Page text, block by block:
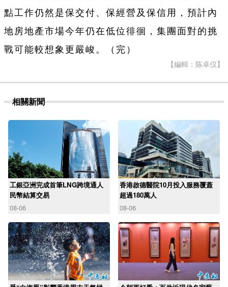
點工作仍然是保交付、保經營及保信用，預計內
地房地產市場今年仍在低位徘徊，集團面對的挑
戰可能較想象更嚴峻。
（完）
【編輯：陈卓仪】
相關新聞
工銀亞洲完成首筆LNG跨境通人
民幣結算交易
08-06
香港啟德醫院10月投入服務覆蓋
超過180萬人
08-06